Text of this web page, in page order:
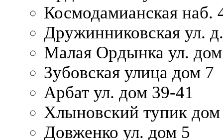
Космодамианская наб.
Дружинниковская ул.
Малая Ордынка ул.
Зубовская улица дом 7
Арбат ул. дом 39-41
Хлыновский тупик
Довженко ул. дом 5